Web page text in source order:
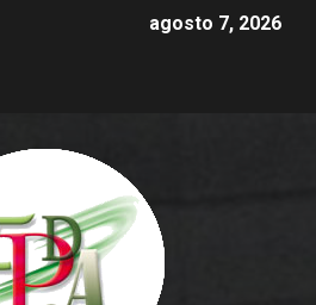
agosto 7, 2026